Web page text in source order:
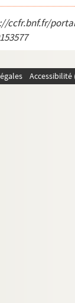
ccfr.bnf.fr/